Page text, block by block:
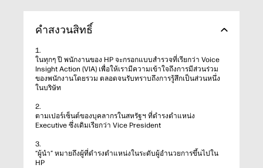
คำสงวนสิทธิ์
1.
ในทุกๆ ปี พนักงานของ HP จะกรอกแบบสำรวจที่เรียกว่า Voice
Insight Action (VIA) เพื่อให้เรามีความเข้าใจถึงการมีส่วนร่วม
ของพนักงานโดยรวม ตลอดจนรับทราบถึงการรู้สึกเป็นส่วนหนึ่ง
ในบริษัท
2.
ตามเปอร์เซ็นต์ของบุคลากรในสหรัฐฯ ที่ดำรงตำแหน่ง
Executive ซึ่งเดิมเรียกว่า Vice President
3.
“ผู้นำ” หมายถึงผู้ที่ดำรงตำแหน่งในระดับผู้อำนวยการขึ้นไปใน
HP